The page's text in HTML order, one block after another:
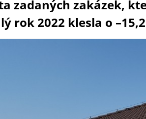
zadaných zakázek,
rok 2022 klesla o